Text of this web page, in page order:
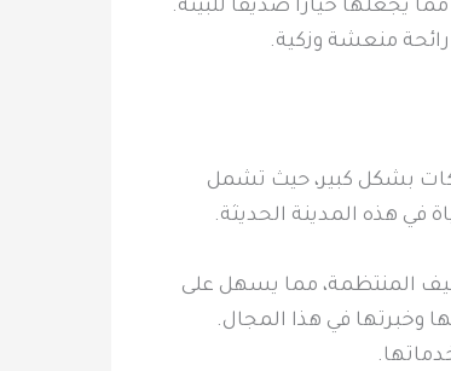
يجعلها خيارًا صديقًا للبيئة.
رائحة منعشة وزكية.
بشكل كبير، حيث تشمل
في هذه المدينة الحديثة.
المنتظمة، مما يسهل على
وخبرتها في هذا المجال.